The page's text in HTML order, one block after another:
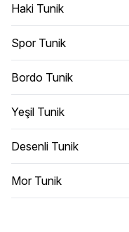
Haki Tunik
Spor Tunik
Bordo Tunik
Yeşil Tunik
Desenli Tunik
Mor Tunik